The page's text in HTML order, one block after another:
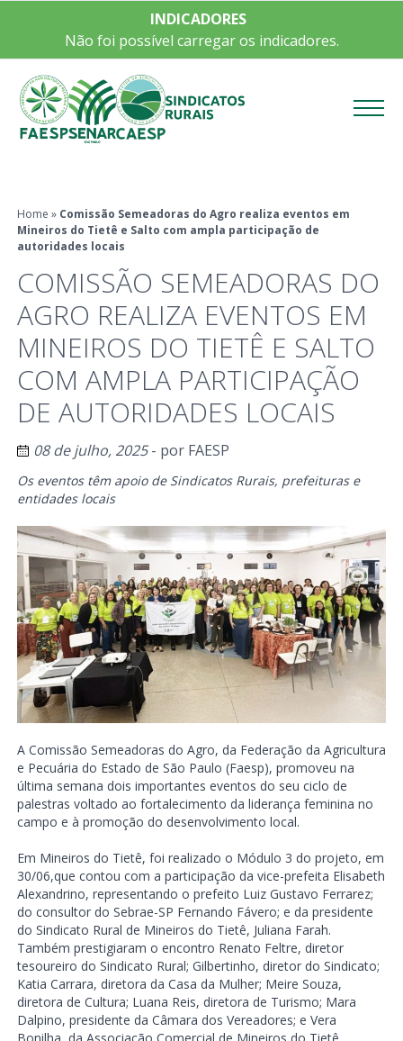
INDICADORES
Não foi possível carregar os indicadores.
Home » Comissão Semeadoras do Agro realiza eventos em
Mineiros do Tietê e Salto com ampla participação de
autoridades locais
COMISSÃO SEMEADORAS DO
AGRO REALIZA EVENTOS EM
MINEIROS DO TIETÊ E SALTO
COM AMPLA PARTICIPAÇÃO
DE AUTORIDADES LOCAIS
08 de julho, 2025- por FAESP
Os eventos têm apoio de Sindicatos Rurais, prefeituras e
entidades locais
A Comissão Semeadoras do Agro, da Federação da Agricultura
e Pecuária do Estado de São Paulo (Faesp), promoveu na
última semana dois importantes eventos do seu ciclo de
palestras voltado ao fortalecimento da liderança feminina no
campo e à promoção do desenvolvimento local.
Em Mineiros do Tietê, foi realizado o Módulo 3 do projeto, em
30/06,que contou com a participação da vice-prefeita Elisabeth
Alexandrino, representando o prefeito Luiz Gustavo Ferrarez;
do consultor do Sebrae-SP Fernando Fávero; e da presidente
do Sindicato Rural de Mineiros do Tietê, Juliana Farah.
Também prestigiaram o encontro Renato Feltre, diretor
tesoureiro do Sindicato Rural; Gilbertinho, diretor do Sindicato;
Katia Carrara, diretora da Casa da Mulher; Meire Souza,
diretora de Cultura; Luana Reis, diretora de Turismo; Mara
Dalpino, presidente da Câmara dos Vereadores; e Vera